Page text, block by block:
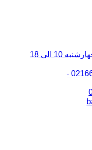
ساعات کاری: شنبه تا چهارشنبه 10 الی 18
شماره تماس: 02166967236 -